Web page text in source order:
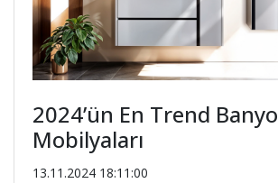
2024’ün En Trend Banyo
Mobilyaları
13.11.2024 18:11:00